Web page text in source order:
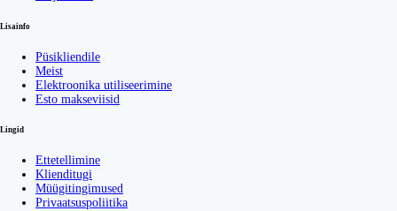
Lisainfo
Püsikliendile
Meist
Elektroonika utiliseerimine
Esto makseviisid
Lingid
Ettetellimine
Klienditugi
Müügitingimused
Privaatsuspoliitika